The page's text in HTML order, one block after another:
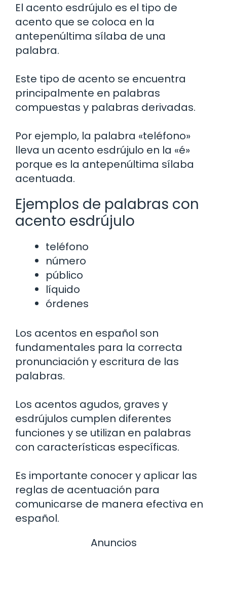
El acento esdrújulo es el tipo de
acento que se coloca en la
antepenúltima sílaba de una
palabra.
Este tipo de acento se encuentra
principalmente en palabras
compuestas y palabras derivadas.
Por ejemplo, la palabra «teléfono»
lleva un acento esdrújulo en la «é»
porque es la antepenúltima sílaba
acentuada.
Ejemplos de palabras con
acento esdrújulo
teléfono
número
público
líquido
órdenes
Los acentos en español son
fundamentales para la correcta
pronunciación y escritura de las
palabras.
Los acentos agudos, graves y
esdrújulos cumplen diferentes
funciones y se utilizan en palabras
con características específicas.
Es importante conocer y aplicar las
reglas de acentuación para
comunicarse de manera efectiva en
español.
Anuncios